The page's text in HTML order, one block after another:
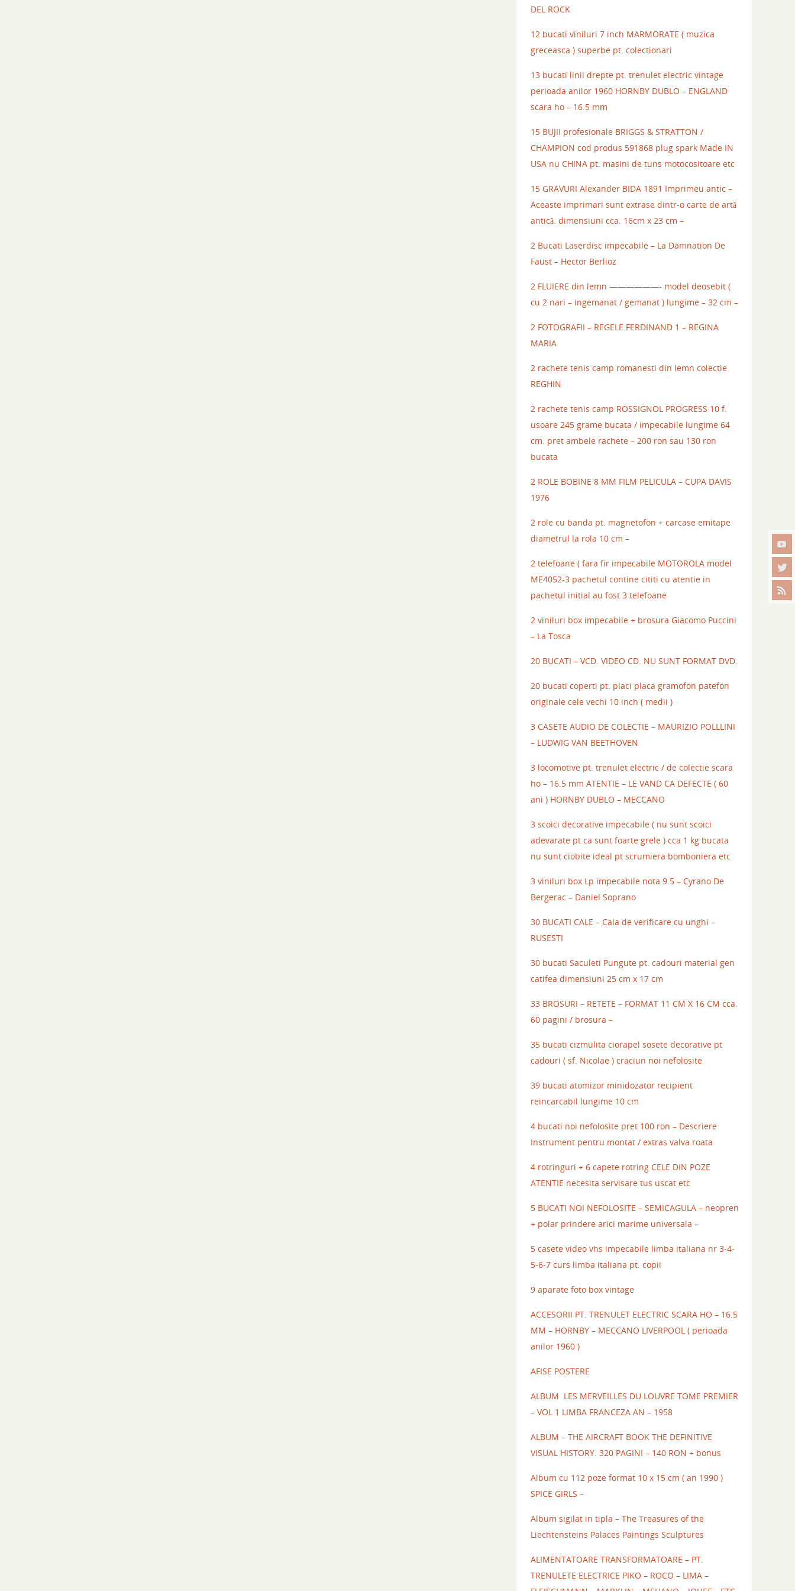
DEL ROCK
12 bucati viniluri 7 inch MARMORATE ( muzica
greceasca ) superbe pt. colectionari
13 bucati linii drepte pt. trenulet electric vintage
perioada anilor 1960 HORNBY DUBLO – ENGLAND
scara ho – 16.5 mm
15 BUJII profesionale BRIGGS & STRATTON /
CHAMPION cod produs 591868 plug spark Made IN
USA nu CHINA pt. masini de tuns motocositoare etc
15 GRAVURI Alexander BIDA 1891 Imprimeu antic –
Aceaste imprimari sunt extrase dintr-o carte de artă
antică. dimensiuni cca. 16cm x 23 cm –
2 Bucati Laserdisc impecabile – La Damnation De
Faust – Hector Berlioz
2 FLUIERE din lemn ——————- model deosebit (
cu 2 nari – ingemanat / gemanat ) lungime – 32 cm –
2 FOTOGRAFII – REGELE FERDINAND 1 – REGINA
MARIA
2 rachete tenis camp romanesti din lemn colectie
REGHIN
2 rachete tenis camp ROSSIGNOL PROGRESS 10 f.
usoare 245 grame bucata / impecabile lungime 64
cm. pret ambele rachete – 200 ron sau 130 ron
bucata
2 ROLE BOBINE 8 MM FILM PELICULA – CUPA DAVIS
1976
2 role cu banda pt. magnetofon + carcase emitape
diametrul la rola 10 cm –
2 telefoane ( fara fir impecabile MOTOROLA model
ME4052-3 pachetul contine cititi cu atentie in
pachetul initial au fost 3 telefoane
2 viniluri box impecabile + brosura Giacomo Puccini
– La Tosca
20 BUCATI – VCD. VIDEO CD. NU SUNT FORMAT DVD.
20 bucati coperti pt. placi placa gramofon patefon
originale cele vechi 10 inch ( medii )
3 CASETE AUDIO DE COLECTIE – MAURIZIO POLLLINI
– LUDWIG VAN BEETHOVEN
3 locomotive pt. trenulet electric / de colectie scara
ho – 16.5 mm ATENTIE – LE VAND CA DEFECTE ( 60
ani ) HORNBY DUBLO – MECCANO
3 scoici decorative impecabile ( nu sunt scoici
adevarate pt ca sunt foarte grele ) cca 1 kg bucata
nu sunt ciobite ideal pt scrumiera bomboniera etc
3 viniluri box Lp impecabile nota 9.5 – Cyrano De
Bergerac – Daniel Soprano
30 BUCATI CALE – Cala de verificare cu unghi –
RUSESTI
30 bucati Saculeti Pungute pt. cadouri material gen
catifea dimensiuni 25 cm x 17 cm
33 BROSURI – RETETE – FORMAT 11 CM X 16 CM cca.
60 pagini / brosura –
35 bucati cizmulita ciorapel sosete decorative pt
cadouri ( sf. Nicolae ) craciun noi nefolosite
39 bucati atomizor minidozator recipient
reincarcabil lungime 10 cm
4 bucati noi nefolosite pret 100 ron – Descriere
Instrument pentru montat / extras valva roata
4 rotringuri + 6 capete rotring CELE DIN POZE
ATENTIE necesita servisare tus uscat etc
5 BUCATI NOI NEFOLOSITE – SEMICAGULA – neopren
+ polar prindere arici marime universala –
5 casete video vhs impecabile limba italiana nr 3-4-
5-6-7 curs limba italiana pt. copii
9 aparate foto box vintage
ACCESORII PT. TRENULET ELECTRIC SCARA HO – 16.5
MM – HORNBY – MECCANO LIVERPOOL ( perioada
anilor 1960 )
AFISE POSTERE
ALBUM LES MERVEILLES DU LOUVRE TOME PREMIER
– VOL 1 LIMBA FRANCEZA AN – 1958
ALBUM – THE AIRCRAFT BOOK THE DEFINITIVE
VISUAL HISTORY. 320 PAGINI – 140 RON + bonus
Album cu 112 poze format 10 x 15 cm ( an 1990 )
SPICE GIRLS –
Album sigilat in tipla – The Treasures of the
Liechtensteins Palaces Paintings Sculptures
ALIMENTATOARE TRANSFORMATOARE – PT.
TRENULETE ELECTRICE PIKO – ROCO – LIMA –